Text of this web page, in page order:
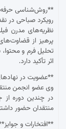
**روش‌شناسی
رویکرد صباحی در
نظریه‌های مدرن
پرهیز از
تحلیل فرم و محتوا،
اثر تأکید دارد.
**عضویت در
وی عضو انجمن
در چندین دوره
منتقدان حضور
**افتخارات و